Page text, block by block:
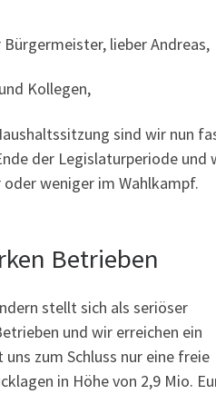
lieber Andreas,
Kollegen,
sind wir nun
der Legislaturperiode und
weniger im Wahlkampf.
Betrieben
stellt sich als seriöser
und wir erreichen ein
zum Schluss nur eine freie
in Höhe von 2,9 Mio.